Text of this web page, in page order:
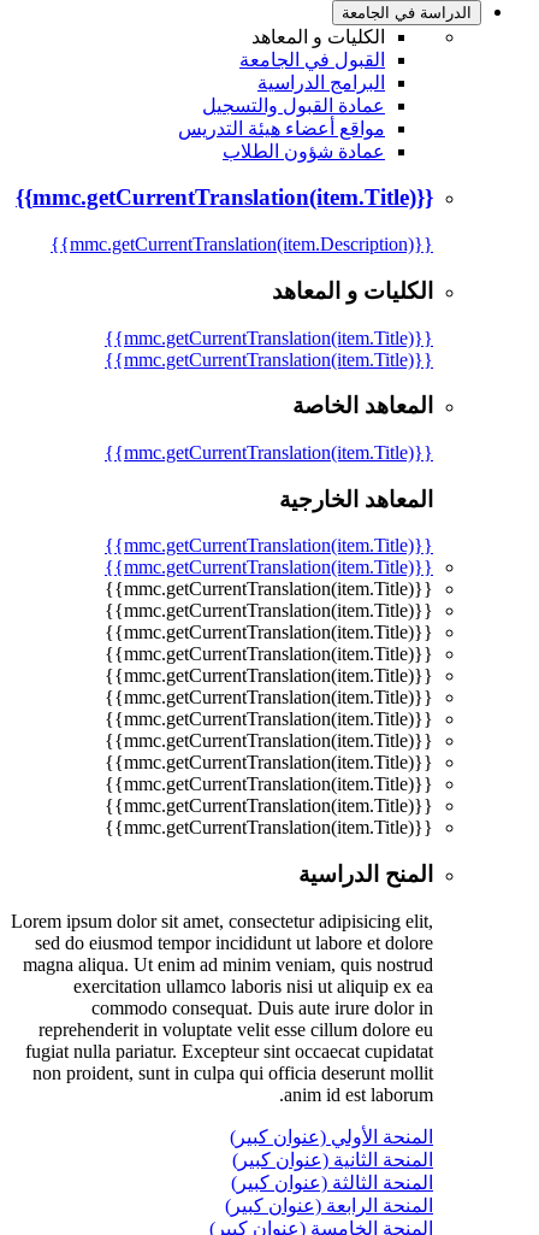
الدراسة في الجامعة
الكليات و المعاهد
القبول في الجامعة
البرامج الدراسية
عمادة القبول والتسجيل
مواقع أعضاء هيئة التدريس
عمادة شؤون الطلاب
{{mmc.getCurrentTranslation(item.Title)}}
{{mmc.getCurrentTranslation(item.Description)}}
الكليات و المعاهد
{{mmc.getCurrentTranslation(item.Title)}}
{{mmc.getCurrentTranslation(item.Title)}}
المعاهد الخاصة
{{mmc.getCurrentTranslation(item.Title)}}
المعاهد الخارجية
{{mmc.getCurrentTranslation(item.Title)}}
{{mmc.getCurrentTranslation(item.Title)}}
{{mmc.getCurrentTranslation(item.Title)}}
{{mmc.getCurrentTranslation(item.Title)}}
{{mmc.getCurrentTranslation(item.Title)}}
{{mmc.getCurrentTranslation(item.Title)}}
{{mmc.getCurrentTranslation(item.Title)}}
{{mmc.getCurrentTranslation(item.Title)}}
{{mmc.getCurrentTranslation(item.Title)}}
{{mmc.getCurrentTranslation(item.Title)}}
{{mmc.getCurrentTranslation(item.Title)}}
{{mmc.getCurrentTranslation(item.Title)}}
{{mmc.getCurrentTranslation(item.Title)}}
{{mmc.getCurrentTranslation(item.Title)}}
المنح الدراسية
Lorem ipsum dolor sit amet, consectetur adipisicing elit,
sed do eiusmod tempor incididunt ut labore et dolore
magna aliqua. Ut enim ad minim veniam, quis nostrud
exercitation ullamco laboris nisi ut aliquip ex ea
commodo consequat. Duis aute irure dolor in
reprehenderit in voluptate velit esse cillum dolore eu
fugiat nulla pariatur. Excepteur sint occaecat cupidatat
non proident, sunt in culpa qui officia deserunt mollit
anim id est laborum.
المنحة الأولي (عنوان كبير)
المنحة الثانية (عنوان كبير)
المنحة الثالثة (عنوان كبير)
المنحة الرابعة (عنوان كبير)
المنحة الخامسة (عنوان كبير)